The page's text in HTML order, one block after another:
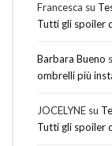
Francesca su
Tutti gli spoiler
Barbara Bueno
ombrelli più
JOCELYNE su
Tutti gli spoiler